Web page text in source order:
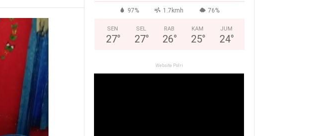
97% 1.7kmh 76%
SEN
27°
SEL
27°
RAB
26°
KAM
25°
JUM
24°
Website Polri